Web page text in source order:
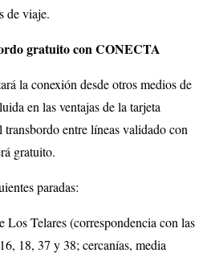
de viaje.
gratuito con CONECTA
la conexión desde otros medios de
en las ventajas de la tarjeta
entre líneas validado con
gratuito.
paradas:
Los Telares (correspondencia con las
18, 37 y 38; cercanías, media